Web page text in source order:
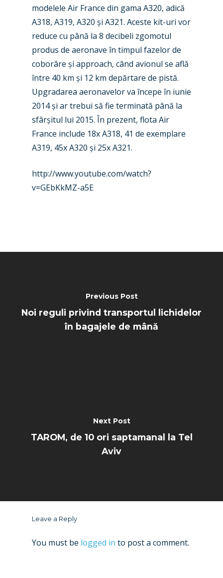
modelele Air France din gama A320, adică
A318, A319, A320 și A321. Aceste kit-uri vor
reduce cu până la 8 decibeli zgomotul
produs de aeronave în timpul fazelor de
coborâre și approach, când avionul se află
între 40 km și 12 km depărtare de pistă.
Upgradarea aeronavelor va începe în iunie
2014 și ar trebui să fie terminată până la
sfârșitul lui 2015. În prezent, flota Air
France include 18x A318, 41 de exemplare
A319, 45x A320 și 25x A321.
http://www.youtube.com/watch?
v=GEbKkMZ-a5E
Previous Post
Noi reguli privind transportul lichidelor
în bagajele de mână
Next Post
TAROM, de 10 ori saptamanal la Tel
Aviv
Leave a Reply
You must be logged in to post a comment.
New Routes
Industry
Accidents / Incidents
Airshows
Dubai 2025
Paris 2025
Paris 2023
Business Jets
Military
Marketplace